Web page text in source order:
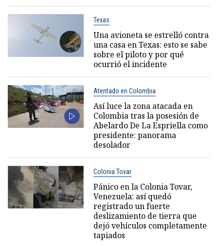
Texas
Una avioneta se estrelló contra
una casa en Texas: esto se sabe
sobre el piloto y por qué
ocurrió el incidente
Atentado en Colombia
Así luce la zona atacada en
Colombia tras la posesión de
Abelardo De La Espriella como
presidente: panorama
desolador
Colonia Tovar
Pánico en la Colonia Tovar,
Venezuela: así quedó
registrado un fuerte
deslizamiento de tierra que
dejó vehículos completamente
tapiados